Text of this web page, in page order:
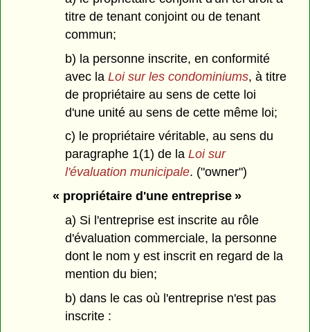
titre de tenant conjoint ou de tenant
commun;
b) la personne inscrite, en conformité
avec la Loi sur les condominiums, à titre
de propriétaire au sens de cette loi
d'une unité au sens de cette même loi;
c) le propriétaire véritable, au sens du
paragraphe 1(1) de la Loi sur
l'évaluation municipale. ("owner")
« propriétaire d'une entreprise »
a) Si l'entreprise est inscrite au rôle
d'évaluation commerciale, la personne
dont le nom y est inscrit en regard de la
mention du bien;
b) dans le cas où l'entreprise n'est pas
inscrite :